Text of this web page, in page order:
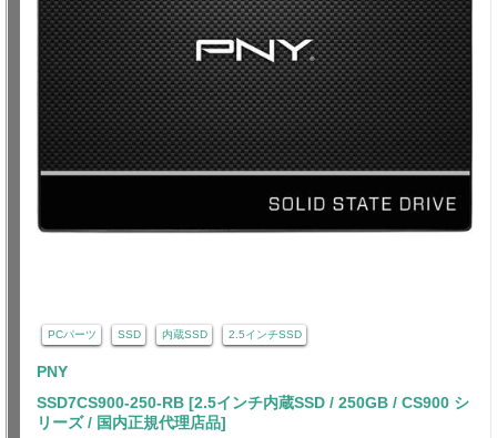
PCパーツ SSD 内蔵SSD 2.5インチSSD
PNY
SSD7CS900-250-RB [2.5インチ内蔵SSD / 250GB / CS900 シ
リーズ / 国内正規代理店品]